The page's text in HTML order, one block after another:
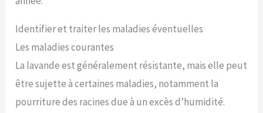
Identifier et traiter les maladies éventuelles
Les maladies courantes
La lavande est généralement résistante, mais elle peut
être sujette à certaines maladies, notamment la
pourriture des racines due à un excès d’humidité.